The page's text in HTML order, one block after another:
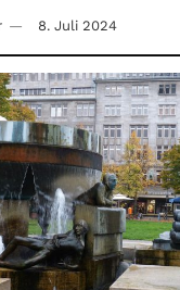
8. Juli 2024